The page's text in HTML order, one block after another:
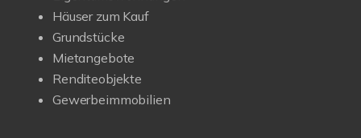
Häuser zum Kauf
Grundstücke
Mietangebote
Renditeobjekte
Gewerbeimmobilien